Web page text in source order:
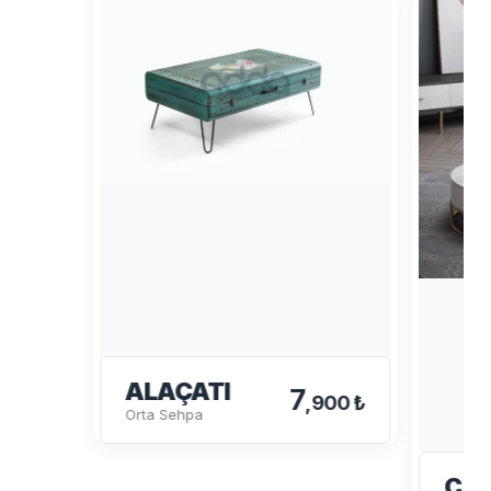
ALAÇATI
Orta Sehpa 7,900 ₺